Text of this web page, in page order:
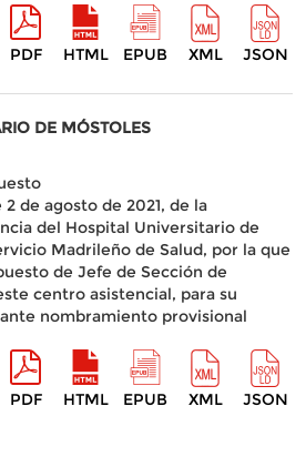
PDF HTML EPUB XML JSON
DE MÓSTOLES
de agosto de 2021, de la
del Hospital Universitario de
Madrileño de Salud, por la que
de Jefe de Sección de
centro asistencial, para su
nombramiento provisional
PDF HTML EPUB XML JSON